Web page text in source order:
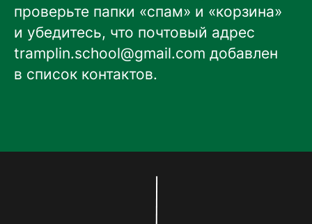
проверьте папки «спам» и «корзина»
и убедитесь, что почтовый адрес
tramplin.school@gmail.com добавлен
в список контактов.